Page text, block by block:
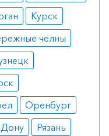
доставкой в
Для этого Вы
на сайте или
52 86 (бесплатно
Курск
челны
Оренбург
Дону
Рязань